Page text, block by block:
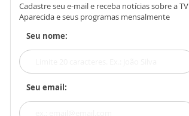
Cadastre seu e-mail e receba notícias sobre a TV
Aparecida e seus programas mensalmente
Seu nome:
Seu email: